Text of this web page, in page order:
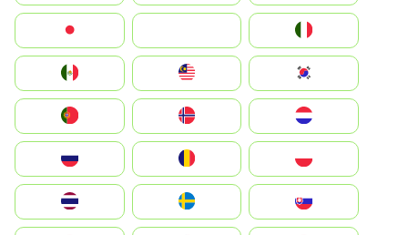
South Korea
Nederland
Portugal
România
Slovensko